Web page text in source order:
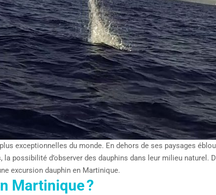
exceptionnelles du monde. En dehors de ses paysages
la possibilité d’observer des dauphins dans leur milieu
excursion dauphin en Martinique.
Martinique ?